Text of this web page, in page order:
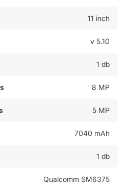
11 inch
v 5.10
1 db
8 MP
5 MP
7040 mAh
1 db
Qualcomm SM6375